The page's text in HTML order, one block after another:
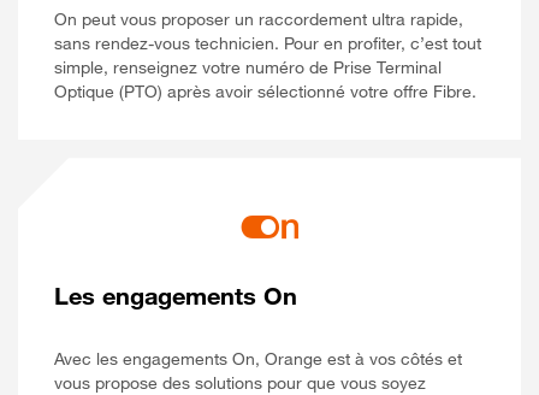
On peut vous proposer un raccordement ultra rapide,
sans rendez-vous technicien. Pour en profiter, c’est tout
simple, renseignez votre numéro de Prise Terminal
Optique (PTO) après avoir sélectionné votre offre Fibre.
Les engagements On
Avec les engagements On, Orange est à vos côtés et
vous propose des solutions pour que vous soyez